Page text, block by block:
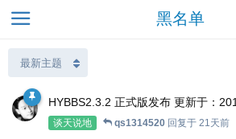
黑名单
HYBBS2.3.2 正式版发布 更新于：
谈天说地 qs1314520 回复于 21天前